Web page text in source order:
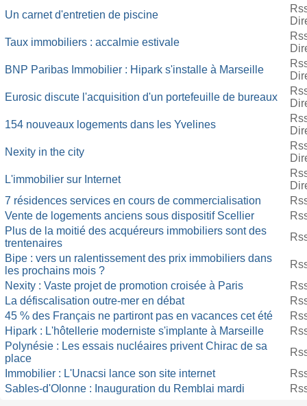
Un carnet d'entretien de piscine
Taux immobiliers : accalmie estivale
BNP Paribas Immobilier : Hipark s'installe à Marseille
Eurosic discute l'acquisition d'un portefeuille de bureaux
154 nouveaux logements dans les Yvelines
Nexity in the city
L'immobilier sur Internet
7 résidences services en cours de commercialisation
Vente de logements anciens sous dispositif Scellier
Plus de la moitié des acquéreurs immobiliers sont des
trentenaires
Bipe : vers un ralentissement des prix immobiliers dans
les prochains mois ?
Nexity : Vaste projet de promotion croisée à Paris
La défiscalisation outre-mer en débat
45 % des Français ne partiront pas en vacances cet été
Hipark : L'hôtellerie moderniste s'implante à Marseille
Polynésie : Les essais nucléaires privent Chirac de sa
place
Immobilier : L'Unacsi lance son site internet
Sables-d'Olonne : Inauguration du Remblai mardi